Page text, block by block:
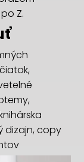
Z.
dizajn, copy